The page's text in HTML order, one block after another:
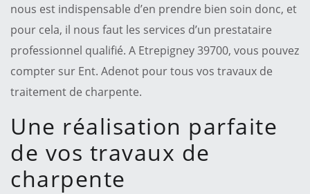
nous est indispensable d’en prendre bien soin donc, et
pour cela, il nous faut les services d’un prestataire
professionnel qualifié. A Etrepigney 39700, vous pouvez
compter sur Ent. Adenot pour tous vos travaux de
traitement de charpente.
Une réalisation parfaite
de vos travaux de
charpente